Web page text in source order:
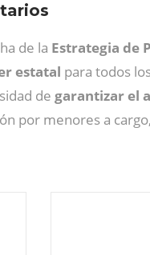
de la Estrategia de
estatal para todos
de garantizar el
por menores a